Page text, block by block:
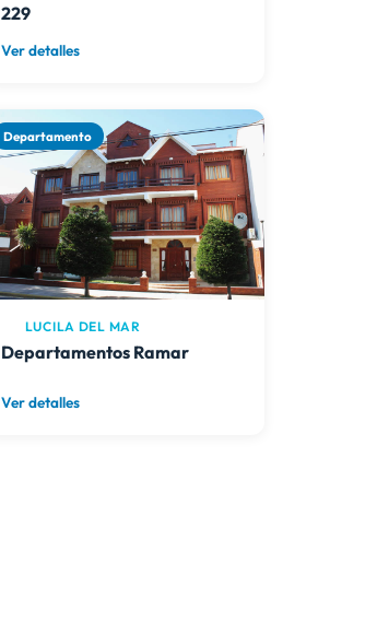
229
Ver detalles
Departamento
LUCILA DEL MAR
Departamentos Ramar
Ver detalles